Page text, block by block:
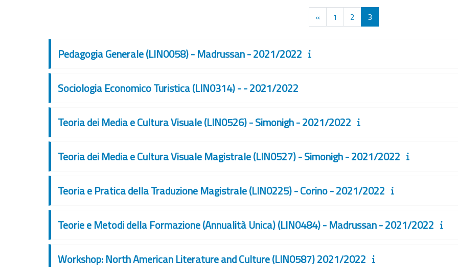
«Pagina precedente
1 Pagina 1
2 Pagina 2
3Pagina 3
Pedagogia Generale (LIN0058) - Madrussan - 2021/2022
Sociologia Economico Turistica (LIN0314) - - 2021/2022
Teoria dei Media e Cultura Visuale (LIN0526) - Simonigh - 2021/2022
Teoria dei Media e Cultura Visuale Magistrale (LIN0527) - Simonigh - 2021/2022
Teoria e Pratica della Traduzione Magistrale (LIN0225) - Corino - 2021/2022
Teorie e Metodi della Formazione (Annualità Unica) (LIN0484) - Madrussan - 2021/2022
Workshop: North American Literature and Culture (LIN0587) 2021/2022